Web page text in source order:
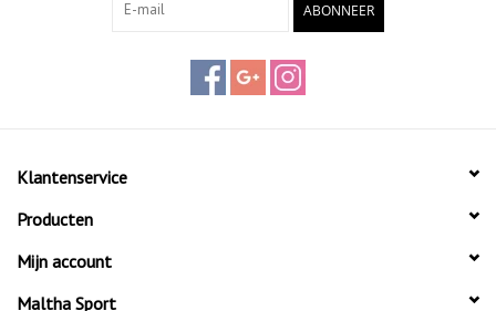
ABONNEER
Klantenservice
Producten
Mijn account
Maltha Sport